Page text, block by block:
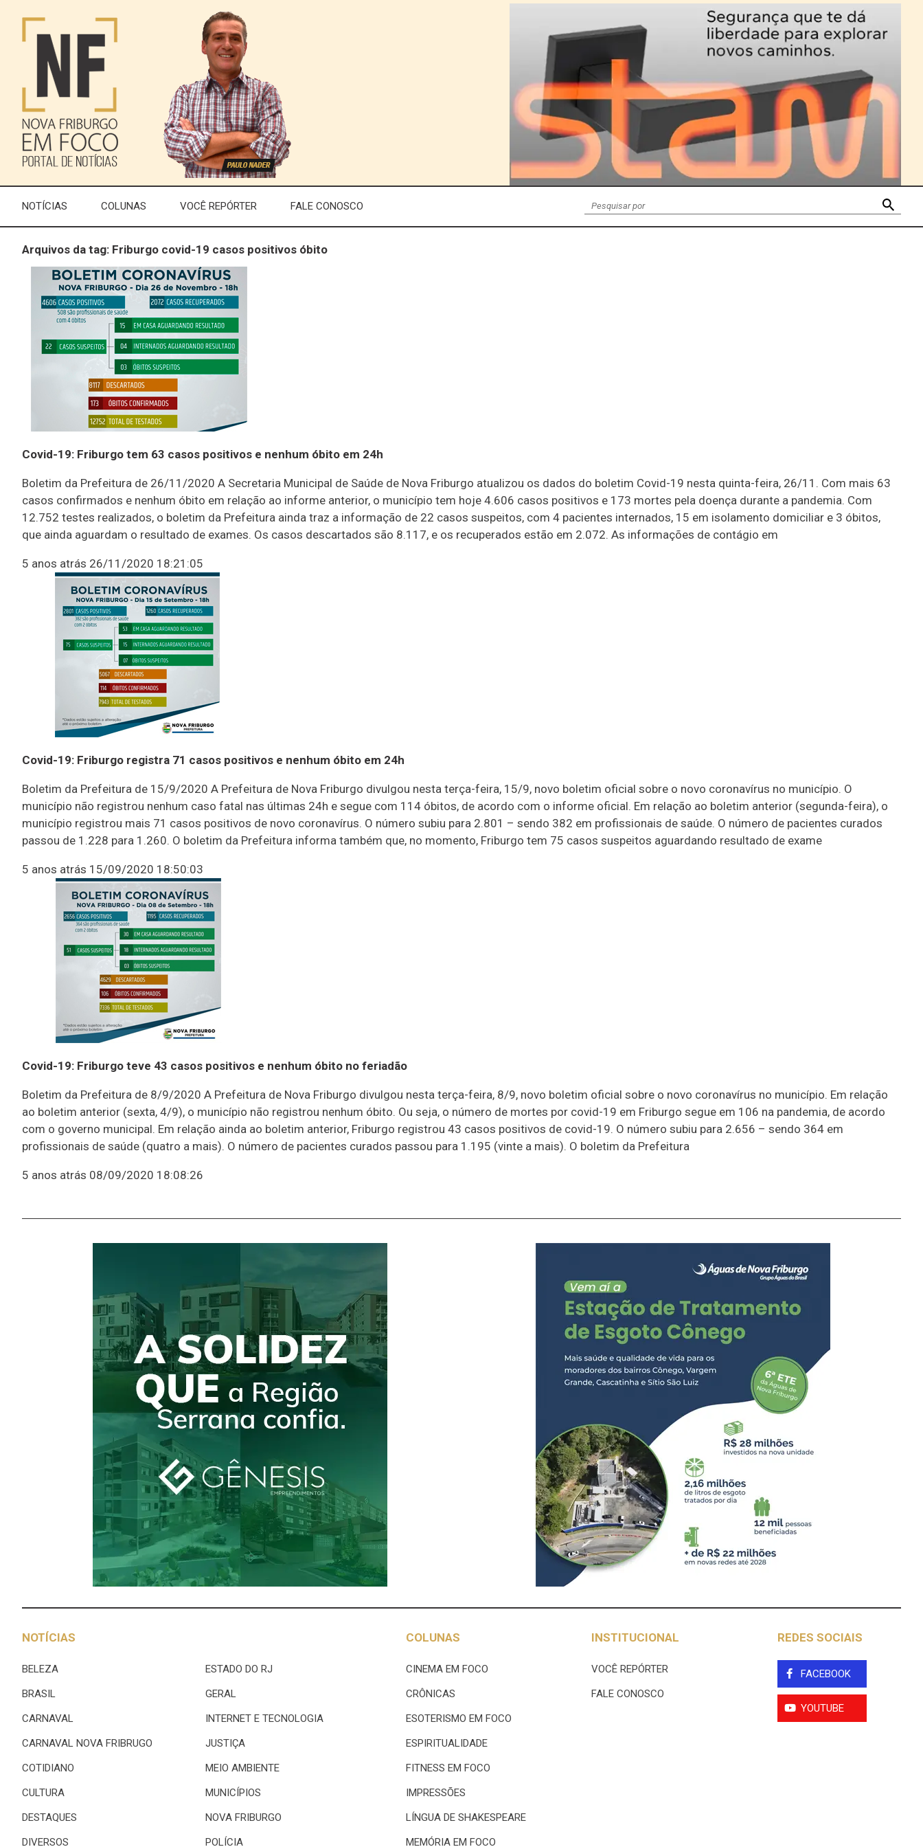
NOTÍCIAS COLUNAS VOCÊ REPÓRTER FALE CONOSCO
Arquivos da tag: Friburgo covid-19 casos positivos óbito
Covid-19: Friburgo tem 63 casos positivos e nenhum óbito em 24h
Boletim da Prefeitura de 26/11/2020 A Secretaria Municipal de Saúde de Nova Friburgo atualizou os dados do boletim Covid-19 nesta quinta-feira, 26/11. Com mais 63
casos confirmados e nenhum óbito em relação ao informe anterior, o município tem hoje 4.606 casos positivos e 173 mortes pela doença durante a pandemia. Com
12.752 testes realizados, o boletim da Prefeitura ainda traz a informação de 22 casos suspeitos, com 4 pacientes internados, 15 em isolamento domiciliar e 3 óbitos,
que ainda aguardam o resultado de exames. Os casos descartados são 8.117, e os recuperados estão em 2.072. As informações de contágio em
5 anos atrás 26/11/2020 18:21:05
Covid-19: Friburgo registra 71 casos positivos e nenhum óbito em 24h
Boletim da Prefeitura de 15/9/2020 A Prefeitura de Nova Friburgo divulgou nesta terça-feira, 15/9, novo boletim oficial sobre o novo coronavírus no município. O
município não registrou nenhum caso fatal nas últimas 24h e segue com 114 óbitos, de acordo com o informe oficial. Em relação ao boletim anterior (segunda-feira), o
município registrou mais 71 casos positivos de novo coronavírus. O número subiu para 2.801 – sendo 382 em profissionais de saúde. O número de pacientes curados
passou de 1.228 para 1.260. O boletim da Prefeitura informa também que, no momento, Friburgo tem 75 casos suspeitos aguardando resultado de exame
5 anos atrás 15/09/2020 18:50:03
Covid-19: Friburgo teve 43 casos positivos e nenhum óbito no feriadão
Boletim da Prefeitura de 8/9/2020 A Prefeitura de Nova Friburgo divulgou nesta terça-feira, 8/9, novo boletim oficial sobre o novo coronavírus no município. Em relação
ao boletim anterior (sexta, 4/9), o município não registrou nenhum óbito. Ou seja, o número de mortes por covid-19 em Friburgo segue em 106 na pandemia, de acordo
com o governo municipal. Em relação ainda ao boletim anterior, Friburgo registrou 43 casos positivos de covid-19. O número subiu para 2.656 – sendo 364 em
profissionais de saúde (quatro a mais). O número de pacientes curados passou para 1.195 (vinte a mais). O boletim da Prefeitura
5 anos atrás 08/09/2020 18:08:26
NOTÍCIAS
BELEZA
BRASIL
CARNAVAL
CARNAVAL NOVA FRIBRUGO
COTIDIANO
CULTURA
DESTAQUES
DIVERSOS
ESTADO DO RJ
GERAL
INTERNET E TECNOLOGIA
JUSTIÇA
MEIO AMBIENTE
MUNICÍPIOS
NOVA FRIBURGO
POLÍCIA
COLUNAS
CINEMA EM FOCO
CRÔNICAS
ESOTERISMO EM FOCO
ESPIRITUALIDADE
FITNESS EM FOCO
IMPRESSÕES
LÍNGUA DE SHAKESPEARE
MEMÓRIA EM FOCO
INSTITUCIONAL
VOCÊ REPÓRTER
FALE CONOSCO
REDES SOCIAIS
FACEBOOK
YOUTUBE